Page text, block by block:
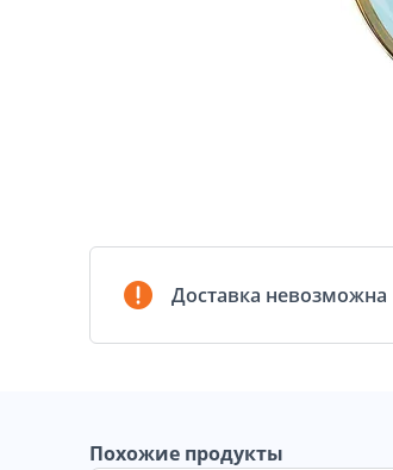
Доставка невозможна
Похожие продукты